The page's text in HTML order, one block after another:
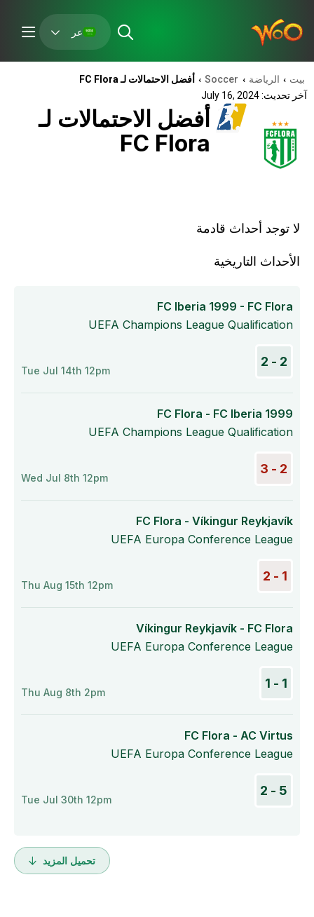
عر
بيت › الرياضة ›
Soccer
› أفضل الاحتمالات لـ FC Flora
آخر تحديث: July 16, 2024
أفضل الاحتمالات لـ
FC Flora
لا توجد أحداث قادمة
الأحداث التاريخية
FC Iberia 1999 - FC Flora
UEFA Champions League Qualification
2 - 2
Tue Jul 14th 12pm
FC Flora - FC Iberia 1999
UEFA Champions League Qualification
2 - 3
Wed Jul 8th 12pm
FC Flora - Víkingur Reykjavík
UEFA Europa Conference League
Thu Aug 15th 12pm
Víkingur Reykjavík - FC Flora
UEFA Europa Conference League
Thu Aug 8th 2pm
FC Flora - AC Virtus
UEFA Europa Conference League
5 - 2
Tue Jul 30th 12pm
تحميل المزيد